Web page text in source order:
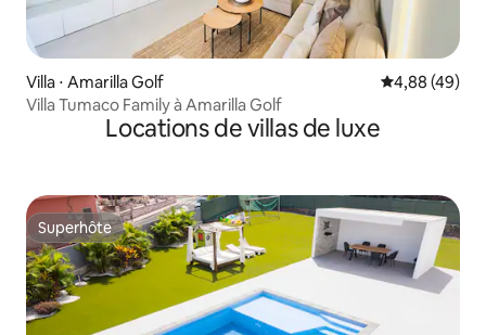
Villa ⋅ Amarilla Golf Évaluation
4,88 (49)
Villa Tumaco Family à Amarilla Golf
Locations de villas de luxe
Superhôte
Superhôte